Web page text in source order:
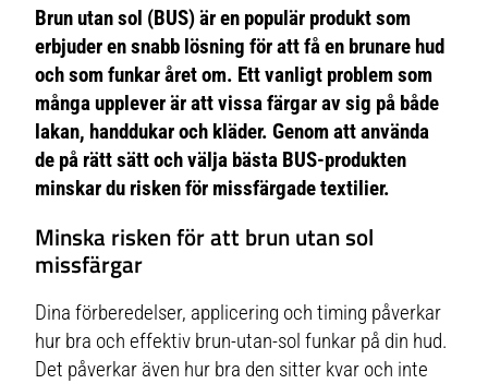
Brun utan sol (BUS) är en populär produkt som
erbjuder en snabb lösning för att få en brunare hud
och som funkar året om. Ett vanligt problem som
många upplever är att vissa färgar av sig på både
lakan, handdukar och kläder. Genom att använda
de på rätt sätt och välja bästa BUS-produkten
minskar du risken för missfärgade textilier.
Minska risken för att brun utan sol
missfärgar
Dina förberedelser, applicering och timing påverkar
hur bra och effektiv brun-utan-sol funkar på din hud.
Det påverkar även hur bra den sitter kvar och inte